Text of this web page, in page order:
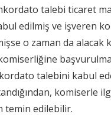
talebi ticaret
edilmiş ve işveren
o zaman da alacak
talebini kabul
komiserle
temin edilebilir.